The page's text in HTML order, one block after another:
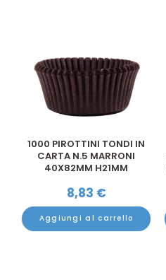
1000 PIROTTINI TONDI IN
CARTA N.5 MARRONI
40X82MM H21MM
8,83 €
Aggiungi al carrello